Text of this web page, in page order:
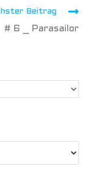
Beitrag
# 6 _ Parasailor